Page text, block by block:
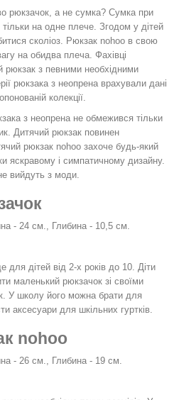
рюкзачок, а не сумка? Сумка при
на одне плече. Згодом у дітей
сколіоз. Рюкзак nohoo в свою
на обидва плеча. Фахівці
рюкзак з певними необхідними
рюкзака з неопрена врахували дані
колекції.
з неопрена не обмежився тільки
Дитячий рюкзак повинен
рюкзак nohoo захоче будь-який
яскравому і симпатичному дизайну.
вийдуть з моди.
- 24 см., Глибина - 10,5 см.
для дітей від 2-х років до 10. Діти
маленький рюкзачок зі своїми
У школу його можна брати для
аксесуари для шкільних гуртків.
nohoo
- 26 см., Глибина - 19 см.